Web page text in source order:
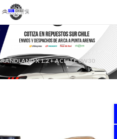
X 1.2 + ACEITE 0W30